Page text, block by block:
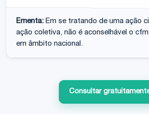
Ementa: Em se tratando de uma ação
ação coletiva, não é aconselhável o
em âmbito nacional.
Consultar